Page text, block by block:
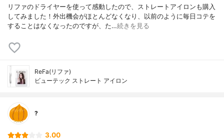
リファのドライヤーを使って感動したので、ストレートアイロンも購入
してみました！外出機会がほとんどなくなり、以前のように毎日コテを
することはなくなったのですが、た…続きを見る
ReFa(リファ)
ビューテック ストレート アイロン
?
3.00